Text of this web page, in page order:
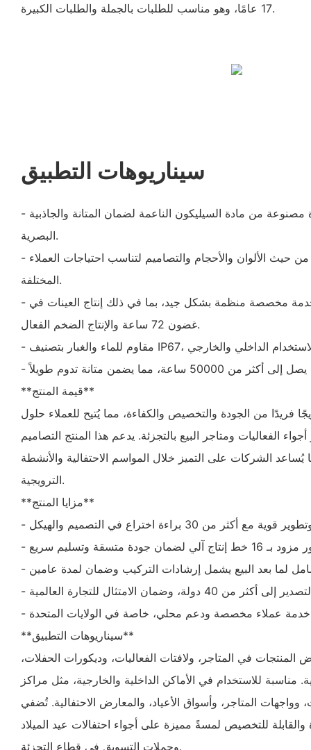
17 عامًا، وهو مناسب للطلبات بالجملة والطلبات الكبيرة.
سيناريوهات التطبيق
- إضاءة أرجوانية نابضة بالحياة مصنوعة من مادة السيليكون الناعمة لضمان المتانة والجاذبية
البصرية.
- قابلة للتخصيص بالكامل من حيث الألوان والأحجام والتصاميم لتناسب احتياجات العملاء
المختلفة.
- سرعة في الإنجاز مع عملية خدمة مخصصة منظمة بشكل جيد، بما في ذلك إنتاج العينات في
غضون 72 ساعة والإنتاج الضخم الفعال.
**قيمة المنتج**
فريدًا من الجودة والتخصيص والكفاءة، مما يُتيح للعملاء حلول
الفعاليات ومتاجر البيع بالتجزئة. يدعم هذا المنتج التصاميم
يُساعد الشركات على التميز خلال المواسم الاحتفالية والأنشطة
الترويجية.
**مزايا المنتج**
- خدمة عملاء مخصصة ودعم محلي، خاصة في الولايات المتحدة
**سيناريوهات التطبيق**
المنتجات في المتاجر، ولافتات الفعاليات، وديكورات الحفلات،
مناسبة للاستخدام في الأماكن الداخلية والخارجية، مثل مراكز
وواجهات المتاجر، وأسواق الأعياد، والمعارض الاحتفالية. تُضفي
والقابلة للتخصيص لمسةً مميزة على أجواء احتفالات عيد الميلاد
وحملات التسويق في قطاع التجزئة.